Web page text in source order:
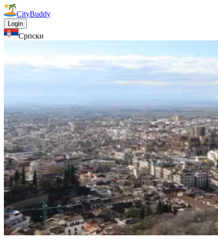
CityBuddy
Login
Српски